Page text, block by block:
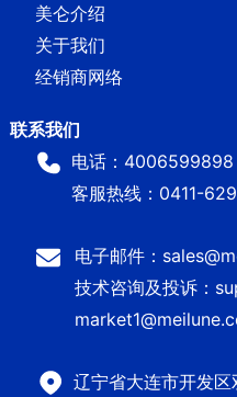
美仑介绍
关于我们
经销商网络
电话：
客服热线：0411-
电子邮件：
技术咨询及投诉：
辽宁省大连市开发